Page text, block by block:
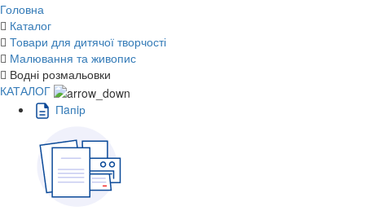
Головна
Каталог
Товари для дитячої творчості
Малювання та живопис
Водні розмальовки
КАТАЛОГ
Пaпiр